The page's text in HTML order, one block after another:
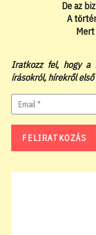
De az
A
Mert
Iratkozz fel, hogy a
írásokról, hírekről